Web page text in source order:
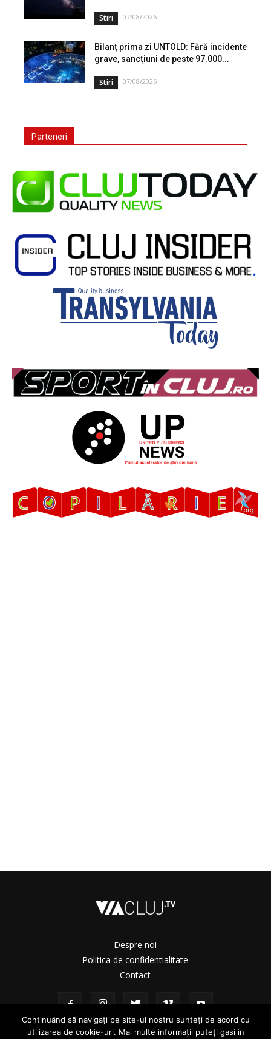
Stiri 07/08/2026
Bilanț prima zi UNTOLD: Fără incidente
grave, sancțiuni de peste 97.000...
Stiri 07/08/2026
Parteneri
Despre noi
Politica de confidentialitate
Contact
Continuând să navigați pe site-ul nostru sunteți de acord cu
utilizarea de cookie-uri. Mai multe informații puteți gasi in